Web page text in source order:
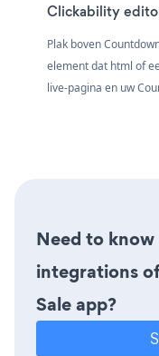
Clickability
Plak boven
element dat html of
live-pagina en uw
Need to
integrations
Sale app?